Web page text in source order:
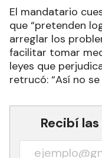
El mandatario
que “pretenden
arreglar los
facilitar tomar
leyes que
retrucó: “Así no
Recibí